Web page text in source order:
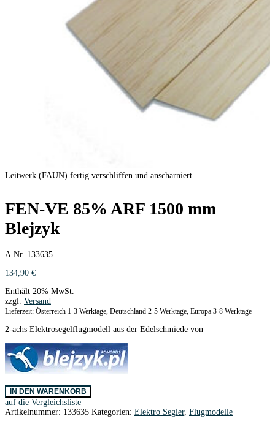
Leitwerk (FAUN) fertig verschliffen und anscharniert
FEN-VE 85% ARF 1500 mm
Blejzyk
A.Nr. 133635
134,90 €
Enthält 20% MwSt.
zzgl. Versand
Lieferzeit: Österreich 1-3 Werktage, Deutschland 2-5 Werktage, Europa 3-8 Werktage
2-achs Elektrosegelflugmodell aus der Edelschmiede von
FEN-
VE
85%
IN DEN WARENKORB
auf die Vergleichsliste
Artikelnummer: 133635 Kategorien: Elektro Segler, Flugmodelle